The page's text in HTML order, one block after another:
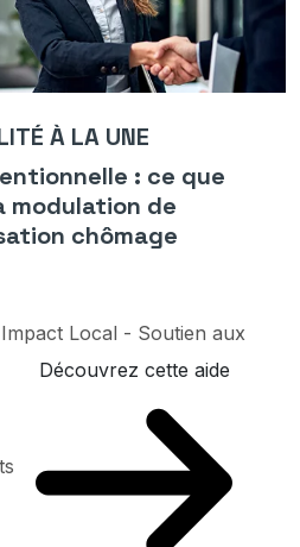
À LA UNE
: ce que
modulation de
chômage
Local - Soutien aux
Découvrez cette aide